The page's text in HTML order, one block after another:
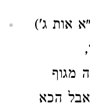
אות ג')
מגוף
הכא